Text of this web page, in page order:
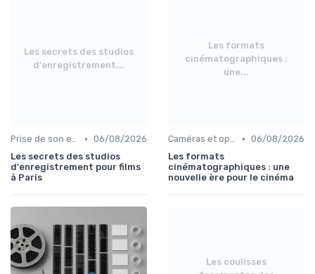
Les secrets des studios
d'enregistrement...
Prise de son et montage • 06/08/2026
Les secrets des studios
d'enregistrement pour films
à Paris
Les formats
cinématographiques :
une...
Caméras et optiques cinéma • 06/08/2026
Les formats
cinématographiques : une
nouvelle ère pour le cinéma
Les coulisses